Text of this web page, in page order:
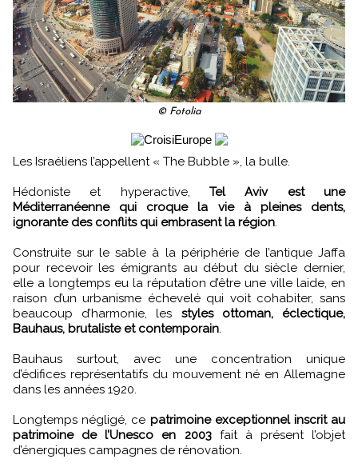
© Fotolia
Les Israéliens l’appellent « The Bubble », la bulle.
Hédoniste et hyperactive, Tel Aviv est une
Méditerranéenne qui croque la vie à pleines dents,
ignorante des conflits qui embrasent la région
Construite sur le sable à la périphérie de l’antique Jaffa
pour recevoir les émigrants au début du siècle dernier,
elle a longtemps eu la réputation d’être une ville laide, en
raison d’un urbanisme échevelé qui voit cohabiter, sans
beaucoup d’harmonie, les styles ottoman, éclectique,
Bauhaus, brutaliste et contemporain
Bauhaus surtout, avec une concentration unique
d’édifices représentatifs du mouvement né en Allemagne
dans les années 1920.
Longtemps négligé, ce patrimoine exceptionnel inscrit au
patrimoine de l’Unesco en 2003fait à présent l’objet
d’énergiques campagnes de rénovation.